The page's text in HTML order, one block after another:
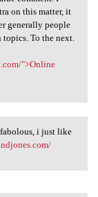
is
on this matter, it
generally people
To the next.
">Online
i just like